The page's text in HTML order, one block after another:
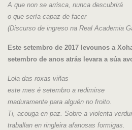
A que non se arrisca, nunca descubrirá
o que sería capaz de facer
(Discurso de ingreso na Real Academia
Este setembro de 2017 levounos a
setembro de anos atrás levara a súa
Lola das roxas viñas
este mes é setembro a redimirse
maduramente para alguén no froito.
Ti, acouga en paz. Sobre a violenta
traballan en ringleira afanosas formigas.